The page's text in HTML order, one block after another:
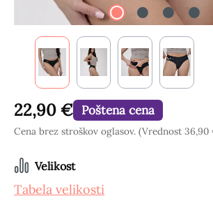
22,90 € Poštena cena
Cena brez stroškov oglasov. (Vrednost 36,90
Izberi
Velikost
Tabela velikosti